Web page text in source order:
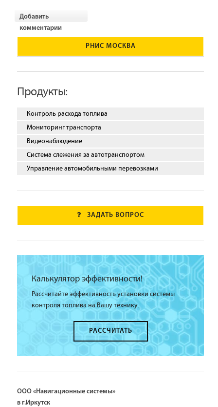
Добавить
комментарии
РНИС МОСКВА
Продукты:
Контроль расхода топлива
Мониторинг транспорта
Видеонаблюдение
Система слежения за автотранспортом
Управление автомобильными перевозками
ЗАДАТЬ ВОПРОС
Калькулятор эффективности!
Рассчитайте эффективность установки системы
контроля топлива на Вашу технику.
РАССЧИТАТЬ
ООО «Навигационные системы»
в г.Иркутск